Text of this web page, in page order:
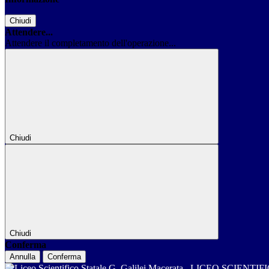
Chiudi
Attendere...
Attendere il completamento dell'operazione...
Chiudi
Chiudi
Conferma
Annulla Conferma